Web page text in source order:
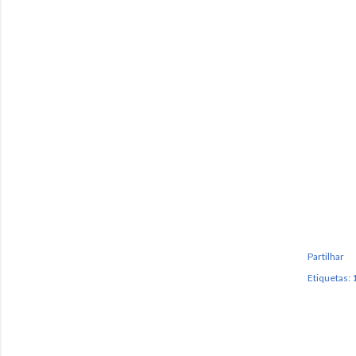
Partilhar
Etiquetas: